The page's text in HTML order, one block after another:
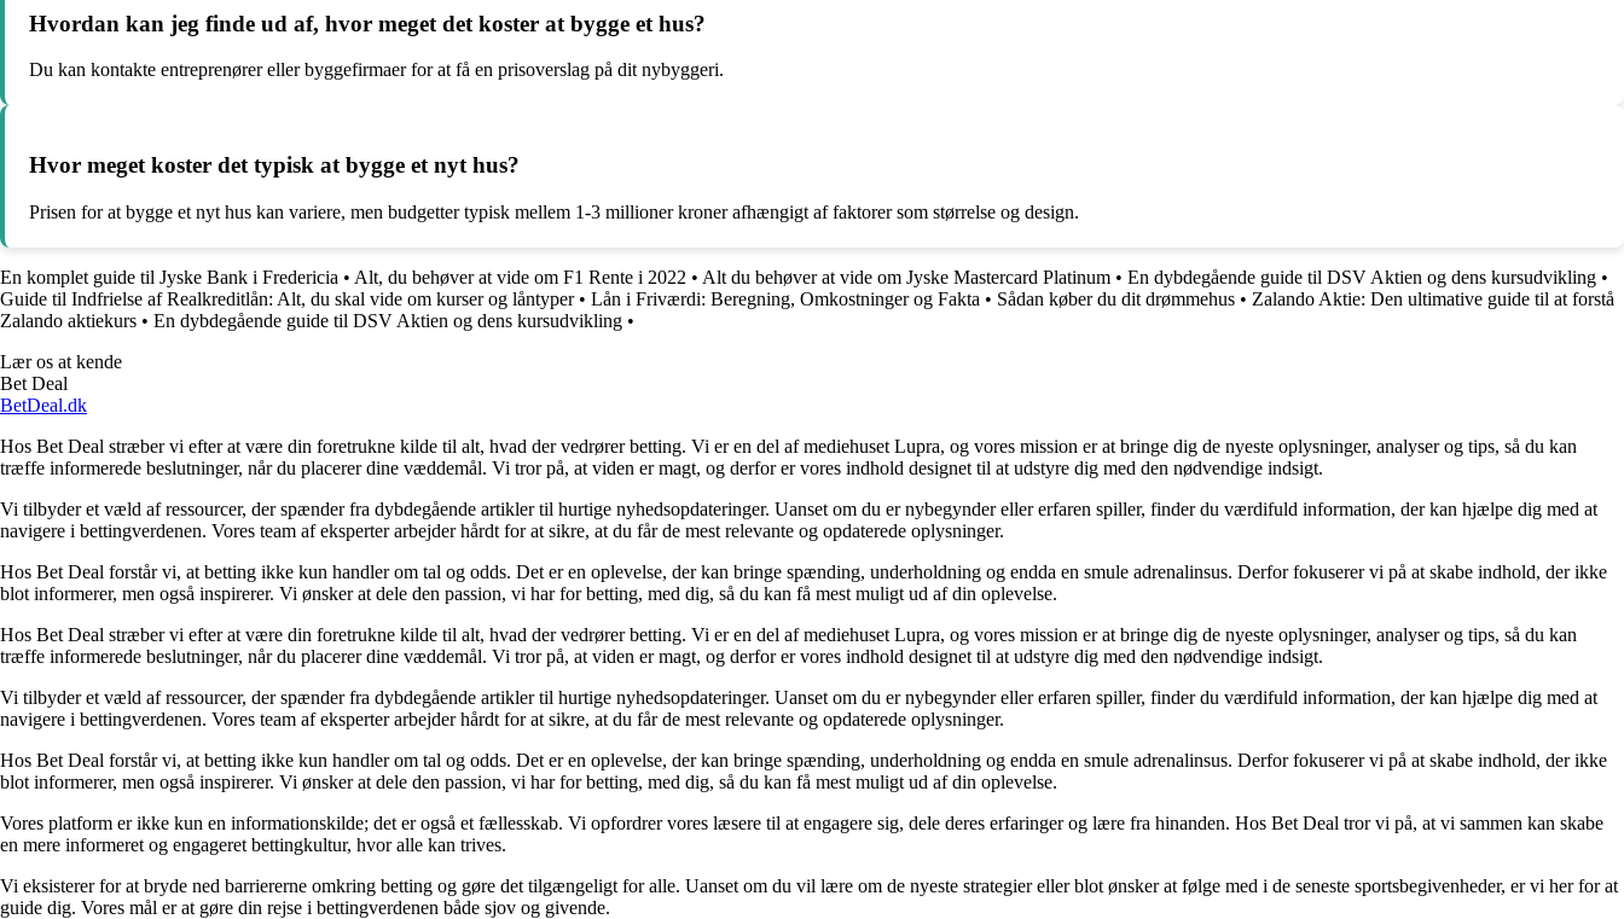
Hvordan kan jeg finde ud af, hvor meget det koster at bygge et hus?
Du kan kontakte entreprenører eller byggefirmaer for at få en prisoverslag på dit nybyggeri.
Hvor meget koster det typisk at bygge et nyt hus?
Prisen for at bygge et nyt hus kan variere, men budgetter typisk mellem 1-3 millioner kroner afhængigt af faktorer som størrelse og design.
En komplet guide til Jyske Bank i Fredericia • Alt, du behøver at vide om F1 Rente i 2022 • Alt du behøver at vide om Jyske Mastercard Platinum • En dybdegående guide til DSV Aktien og dens kursudvikling •
Guide til Indfrielse af Realkreditlån: Alt, du skal vide om kurser og låntyper• Lån i Friværdi: Beregning, Omkostninger og Fakta • Sådan køber du dit drømmehus • Zalando Aktie: Den ultimative guide til at forstå
Zalando aktiekurs • En dybdegående guide til DSV Aktien og dens kursudvikling •
Lær os at kende
Bet Deal
BetDeal.dk
Hos Bet Deal stræber vi efter at være din foretrukne kilde til alt, hvad der vedrører betting. Vi er en del af mediehuset Lupra, og vores mission er at bringe dig de nyeste oplysninger, analyser og tips, så du kan
træffe informerede beslutninger, når du placerer dine væddemål. Vi tror på, at viden er magt, og derfor er vores indhold designet til at udstyre dig med den nødvendige indsigt.
Vi tilbyder et væld af ressourcer, der spænder fra dybdegående artikler til hurtige nyhedsopdateringer. Uanset om du er nybegynder eller erfaren spiller, finder du værdifuld information, der kan hjælpe dig med at
navigere i bettingverdenen. Vores team af eksperter arbejder hårdt for at sikre, at du får de mest relevante og opdaterede oplysninger.
Hos Bet Deal forstår vi, at betting ikke kun handler om tal og odds. Det er en oplevelse, der kan bringe spænding, underholdning og endda en smule adrenalinsus. Derfor fokuserer vi på at skabe indhold, der ikke
blot informerer, men også inspirerer. Vi ønsker at dele den passion, vi har for betting, med dig, så du kan få mest muligt ud af din oplevelse.
Hos Bet Deal stræber vi efter at være din foretrukne kilde til alt, hvad der vedrører betting. Vi er en del af mediehuset Lupra, og vores mission er at bringe dig de nyeste oplysninger, analyser og tips, så du kan
træffe informerede beslutninger, når du placerer dine væddemål. Vi tror på, at viden er magt, og derfor er vores indhold designet til at udstyre dig med den nødvendige indsigt.
Vi tilbyder et væld af ressourcer, der spænder fra dybdegående artikler til hurtige nyhedsopdateringer. Uanset om du er nybegynder eller erfaren spiller, finder du værdifuld information, der kan hjælpe dig med at
navigere i bettingverdenen. Vores team af eksperter arbejder hårdt for at sikre, at du får de mest relevante og opdaterede oplysninger.
Hos Bet Deal forstår vi, at betting ikke kun handler om tal og odds. Det er en oplevelse, der kan bringe spænding, underholdning og endda en smule adrenalinsus. Derfor fokuserer vi på at skabe indhold, der ikke
blot informerer, men også inspirerer. Vi ønsker at dele den passion, vi har for betting, med dig, så du kan få mest muligt ud af din oplevelse.
Vores platform er ikke kun en informationskilde; det er også et fællesskab. Vi opfordrer vores læsere til at engagere sig, dele deres erfaringer og lære fra hinanden. Hos Bet Deal tror vi på, at vi sammen kan skabe
en mere informeret og engageret bettingkultur, hvor alle kan trives.
Vi eksisterer for at bryde ned barriererne omkring betting og gøre det tilgængeligt for alle. Uanset om du vil lære om de nyeste strategier eller blot ønsker at følge med i de seneste sportsbegivenheder, er vi her for at
guide dig. Vores mål er at gøre din rejse i bettingverdenen både sjov og givende.